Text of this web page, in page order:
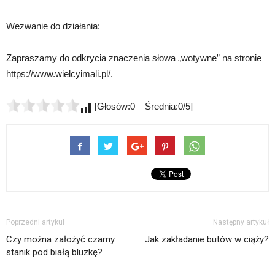
Wezwanie do działania:
Zapraszamy do odkrycia znaczenia słowa „wotywne” na stronie
https://www.wielcyimali.pl/.
[Głosów:0 Średnia:0/5]
Poprzedni artykuł
Czy można założyć czarny
stanik pod białą bluzkę?
Następny artykuł
Jak zakładanie butów w ciąży?